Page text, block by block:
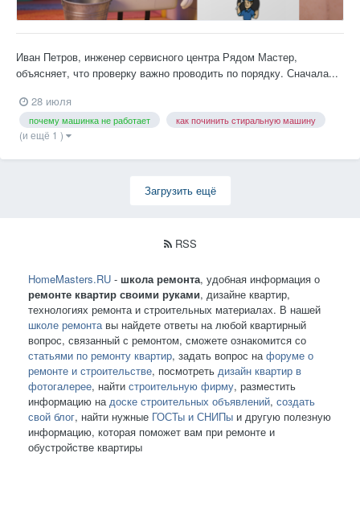
Иван Петров, инженер сервисного центра Рядом Мастер,
объясняет, что проверку важно проводить по порядку. Сначала...
28 июля
почему машинка не работает как починить стиральную машину
(и ещё 1 )
Загрузить ещё
RSS
HomeMasters.RU - школа ремонта, удобная информация о
ремонте квартир своими руками, дизайне квартир,
технологиях ремонта и строительных материалах. В нашей
школе ремонтавы найдете ответы на любой квартирный
вопрос, связанный с ремонтом, сможете ознакомится со
статьями по ремонту квартир, задать вопрос нафоруме о
ремонте и строительстве, посмотреть дизайн квартир в
фотогалерее, найти строительную фирму, разместить
информацию надоске строительных объявлений, создать
свой блог, найти нужные ГОСТы и СНИПы и другую полезную
информацию, которая поможет вам при ремонте и
обустройстве квартиры